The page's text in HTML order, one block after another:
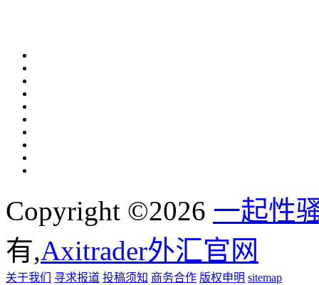
Copyright ©2026 一起性
有,Axitrader外汇官网
关于我们 寻求报道 投稿须知 商务合作 版权申明 sitemap